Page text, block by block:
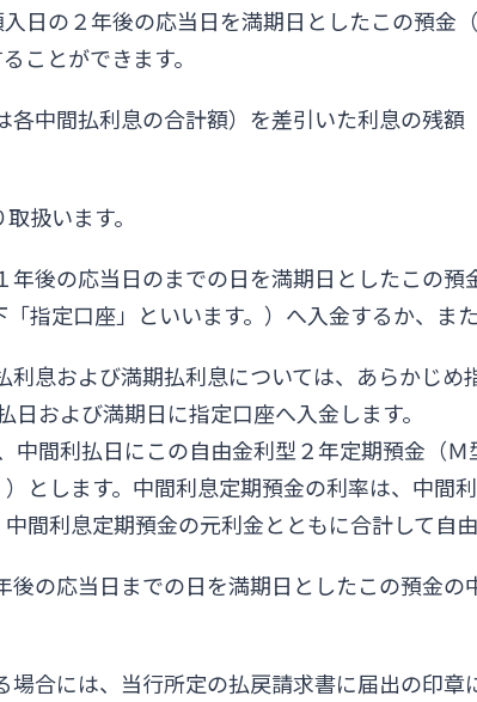
日の２年後の応当日を満期日としたこの預金
ことができます。
中間払利息の合計額）を差引いた利息の残
扱います。
後の応当日のまでの日を満期日としたこの
指定口座」といいます。）へ入金するか、ま
息および満期払利息については、あらかじめ
および満期日に指定口座へ入金します。
中間利払日にこの自由金利型２年定期預金（
）とします。中間利息定期預金の利率は、中
間利息定期預金の元利金とともに合計して自
の応当日までの日を満期日としたこの預金
合には、当行所定の払戻請求書に届出の印章